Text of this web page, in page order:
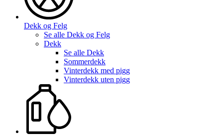
Dekk og Felg
Se alle Dekk og Felg
Dekk
Se alle Dekk
Sommerdekk
Vinterdekk med pigg
Vinterdekk uten pigg